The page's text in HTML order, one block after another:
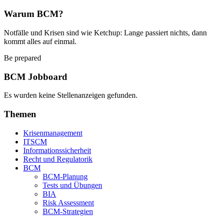
Warum BCM?
Notfälle und Krisen sind wie Ketchup: Lange passiert nichts, dann
kommt alles auf einmal.
Be prepared
BCM Jobboard
Es wurden keine Stellenanzeigen gefunden.
Themen
Krisenmanagement
ITSCM
Informationssicherheit
Recht und Regulatorik
BCM
BCM-Planung
Tests und Übungen
BIA
Risk Assessment
BCM-Strategien